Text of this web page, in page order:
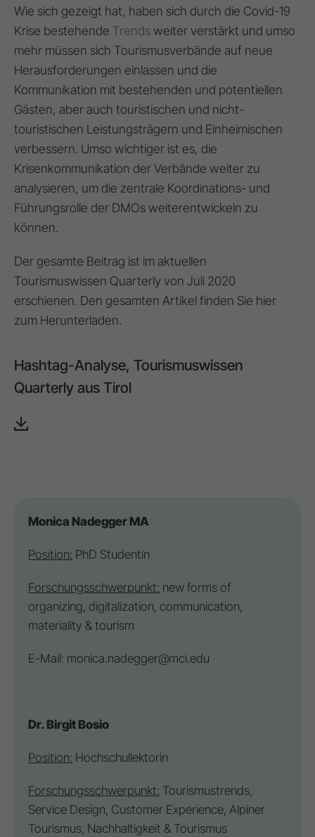
Wie sich gezeigt hat, haben sich durch die Covid-19
Krise bestehende Trends weiter verstärkt und umso
mehr müssen sich Tourismusverbände auf neue
Herausforderungen einlassen und die
Kommunikation mit bestehenden und potentiellen
Gästen, aber auch touristischen und nicht-
touristischen Leistungsträgern und Einheimischen
verbessern. Umso wichtiger ist es, die
Krisenkommunikation der Verbände weiter zu
analysieren, um die zentrale Koordinations- und
Führungsrolle der DMOs weiterentwickeln zu
können.
Der gesamte Beitrag ist im aktuellen
Tourismuswissen Quarterly von Juli 2020
erschienen. Den gesamten Artikel finden Sie hier
zum Herunterladen.
Hashtag-Analyse, Tourismuswissen
Quarterly aus Tirol
Monica Nadegger MA
Position: PhD Studentin
Forschungsschwerpunkt: new forms of
organizing, digitalization, communication,
materiality & tourism
E-Mail: monica.nadegger@mci.edu
Dr. Birgit Bosio
Position: Hochschullektorin
Forschungsschwerpunkt: Tourismustrends,
Service Design, Customer Experience, Alpiner
Tourismus, Nachhaltigkeit & Tourismus